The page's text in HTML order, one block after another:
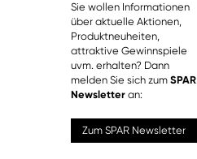
Sie wollen Informationen
über aktuelle Aktionen,
Produktneuheiten,
attraktive Gewinnspiele
uvm. erhalten? Dann
melden Sie sich zum SPAR
Newsletter an:
Zum SPAR Newsletter